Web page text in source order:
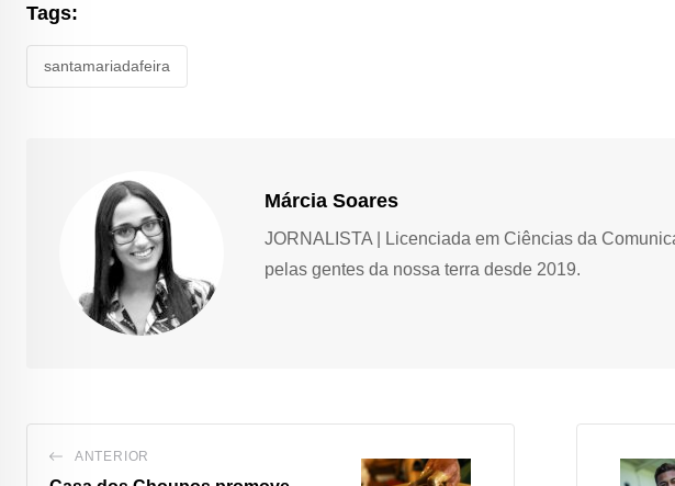
Tags:
santamariadafeira
Márcia Soares
JORNALISTA | Licenciada em Ciências da
pelas gentes da nossa terra desde 2019.
ANTERIOR